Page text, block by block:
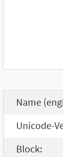
Name
Unicode-
Block: